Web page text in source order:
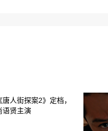
唐人街探案2》定档，
语贤主演